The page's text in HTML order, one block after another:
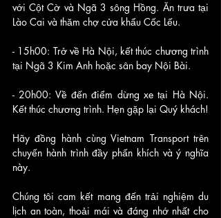
với Cột Cờ và Ngã 3 sông Hồng. Ăn trưa tại
Lào Cai và thăm chợ cửa khẩu Cốc Lếu.
- 15h00: Trở về Hà Nội, kết thúc chương trình
tại Ngã 3 Kim Anh hoặc sân bay Nội Bài.
- 20h00: Về đến điểm dừng xe tại Hà Nội.
Kết thúc chương trình. Hẹn gặp lại Quý khách!
Hãy đồng hành cùng Vietnam Transport trên
chuyến hành trình đầy phấn khích và ý nghĩa
này.
Chúng tôi cam kết mang đến trải nghiệm du
lịch an toàn, thoải mái và đáng nhớ nhất cho